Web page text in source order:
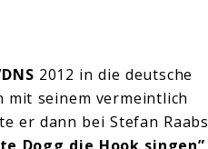
2012 in die deutsche
mit seinem vermeintlich
er dann bei Stefan Raabs